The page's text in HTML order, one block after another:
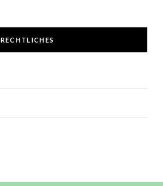
RECHTLICHES